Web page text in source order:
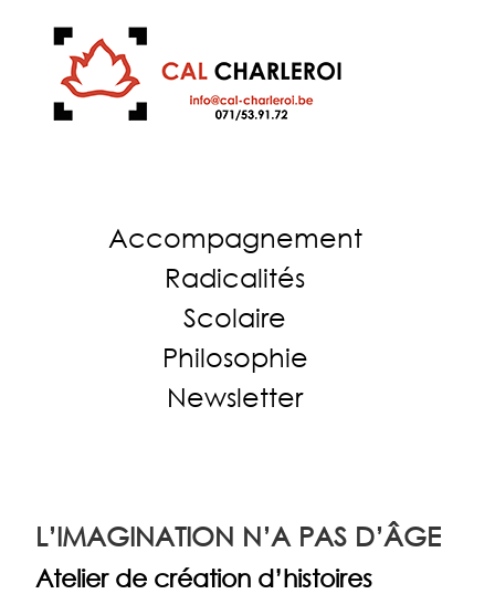
Accompagnement
Radicalités
Scolaire
Philosophie
Newsletter
L’IMAGINATION N’A PAS D’ÂGE
Atelier de création d’histoires